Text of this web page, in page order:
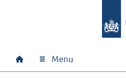
Hoofdnavigatie
Home Menu